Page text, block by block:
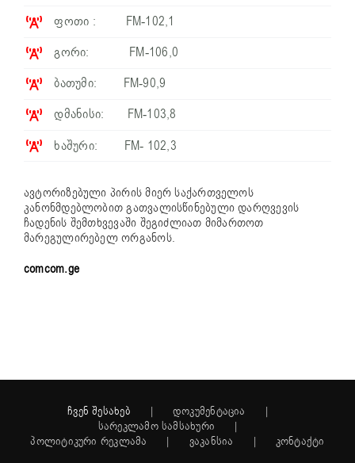
ფოთი : FM-102,1
გორი: FM-106,0
ბათუმი: FM-90,9
დმანისი: FM-103,8
ხაშური: FM- 102,3
ავტორიზებული პირის მიერ საქართველოს
კანონმდებლობით გათვალისწინებული დარღვევის
ჩადენის შემთხვევაში შეგიძლიათ მიმართოთ
მარეგულირებელ ორგანოს.
comcom.ge
ჩვენ შესახებ
დოკუმენტაცია
სარეკლამო სამსახური
პოლიტიკური რეკლამა
ვაკანსია კონტაქტი